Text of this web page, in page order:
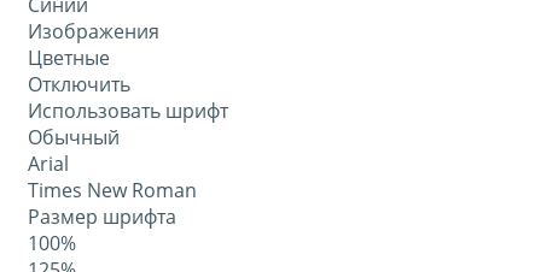
Изображения
Цветные
Отключить
Использовать шрифт
Обычный
Arial
Times New Roman
Размер шрифта
100%